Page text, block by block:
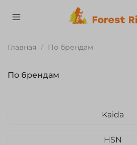
Главная По брендам
По брендам
Kaida
HSN